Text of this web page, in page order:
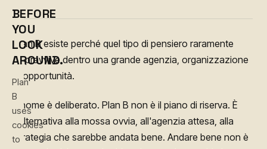
Plan B esiste perché quel tipo di pensiero raramente
sopravvive dentro una grande agenzia, organizzazione
o opportunità.
Il nome è deliberato. Plan B non è il piano di riserva. È
l'alternativa alla mossa ovvia, all'agenzia attesa, alla
strategia che sarebbe andata bene. Andare bene non è
BEFORE
YOU
LOOK
AROUND.
Plan
B
uses
cookies
to